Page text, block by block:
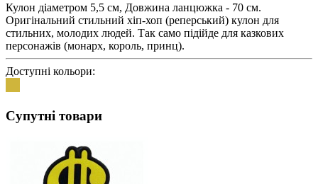
Кулон діаметром 5,5 см, Довжина ланцюжка - 70 см.
Оригінальний стильний хіп-хоп (реперський) кулон для
стильних, молодих людей. Так само підійде для казкових
персонажів (монарх, король, принц).
Доступні кольори:
Супутні товари